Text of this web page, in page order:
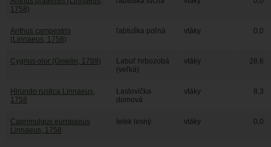
1758)
Anthus campestris
(Linnaeus, 1758)
ľabtuška poľná vtáky 0,0
Cygnus olor (Gmelin, 1789)
Labuť hrbozobá
(veľká)
vtáky 28,6
Hirundo rustica Linnaeus,
1758
Lastovička
domová
vtáky 8,3
Caprimulgus europaeus
Linnaeus, 1758
lelek lesný vtáky 0,0